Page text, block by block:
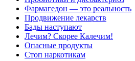
Фармагедон — это реальность
Продвижение лекарств
Бады наступают
Лечим? Скорее Калечим!
Опасные продукты
Стоп наркотикам